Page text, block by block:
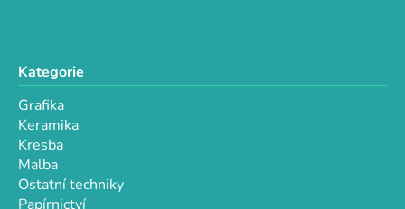
s
Kategorie
Grafika
Keramika
Kresba
Malba
Ostatní techniky
Papírnictví